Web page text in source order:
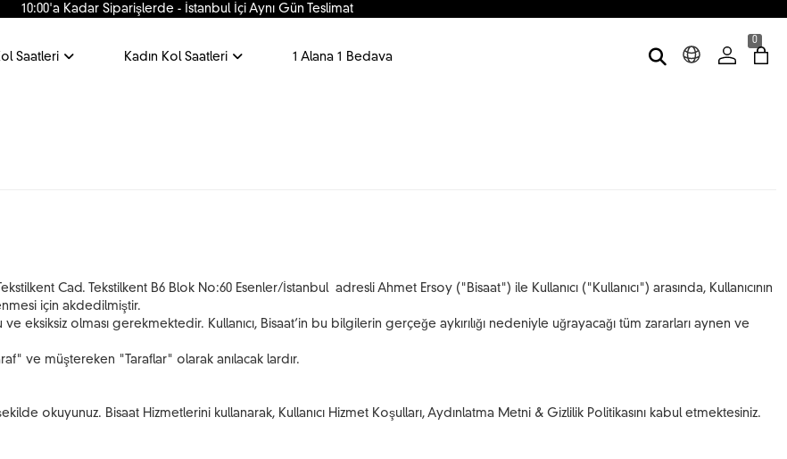
10:00'a Kadar Siparişlerde - İstanbul İçi Aynı Gün Teslimat
Saatleri Kadın Kol Saatleri 1 Alana 1 Bedava
0
Cad. Tekstilkent B6 Blok No:60 Esenler/İstanbul adresli Ahmet Ersoy ("Bisaat") ile Kullanıcı ("Kullanıcı") arasında, Kullanıcının
için akdedilmiştir.
olması gerekmektedir. Kullanıcı, Bisaat’in bu bilgilerin gerçeğe aykırılığı nedeniyle uğrayacağı tüm zararları aynen ve
ve müştereken "Taraflar" olarak anılacak lardır.
okuyunuz. Bisaat Hizmetlerini kullanarak, Kullanıcı Hizmet Koşulları, Aydınlatma Metni & Gizlilik Politikasını kabul etmektesiniz.